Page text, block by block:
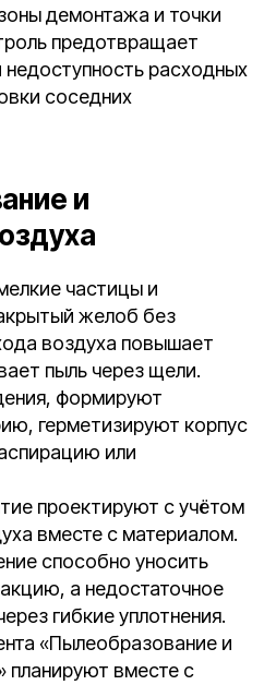
демонтажа и точки
предотвращает
расходных
соседних
и
частицы и
желоб без
воздуха повышает
пыль через щели.
формируют
герметизируют корпус
или
проектируют с учётом
вместе с материалом.
способно уносить
а недостаточное
гибкие уплотнения.
«Пылеобразование и
планируют вместе с